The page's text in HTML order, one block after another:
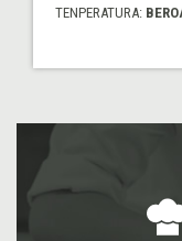
TENPERATURA: